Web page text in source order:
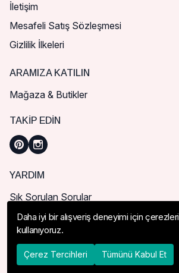
İletişim
Mesafeli Satış Sözleşmesi
Gizlilik İlkeleri
ARAMIZA KATILIN
Mağaza & Butikler
TAKIP EDIN
YARDIM
Sık Sorulan Sorular
Nasıl Sipariş Verebilirim?
Kargo ve Teslimat
İade, İptal ve Değişim
Daha iyi bir alışveriş deneyimi için çerezleri
kullanıyoruz.
Çerez Tercihleri Tümünü Kabul Et